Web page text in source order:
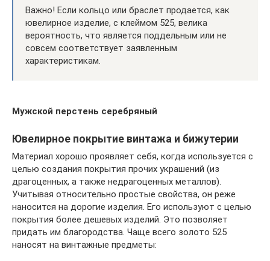
Важно! Если кольцо или браслет продается, как
ювелирное изделие, с клеймом 525, велика
вероятность, что является поддельным или не
совсем соответствует заявленным
характеристикам.
Мужской перстень серебряный
Ювелирное покрытие винтажа и бижутерии
Материал хорошо проявляет себя, когда используется с
целью создания покрытия прочих украшений (из
драгоценных, а также недрагоценных металлов).
Учитывая относительно простые свойства, он реже
наносится на дорогие изделия. Его используют с целью
покрытия более дешевых изделий. Это позволяет
придать им благородства. Чаще всего золото 525
наносят на винтажные предметы: